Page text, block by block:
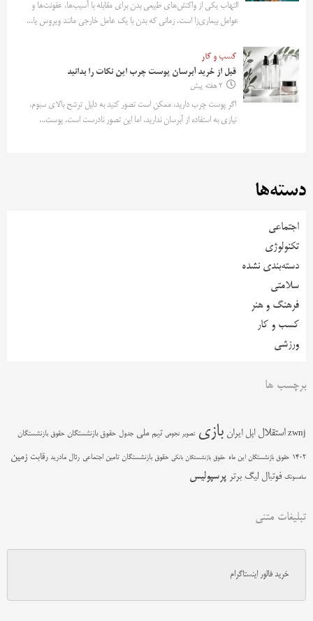
التهاب یکی از واکنش‌های طبیعی بدن برای مقابله با آسیب‌ها، عفونت‌ها و
عوامل بیماری‌زا است. زمانی که بدن با یک عامل خارجی مانند ویروس یا...
کسب و کار
قبل از خرید آبرسان پوست چرب این نکات را بدانید
2 هفته پیش
اگر پوست چرب دارید، ممکن است تصور کنید به دلیل ترشح بالای سبوم،
نیازی به استفاده از آبرسان ندارید. اما این تصور نادرست است. پوست...
دسته‌ها
اجتماعی
تکنولوژی
دسته‌بندی نشده
سلامتی
فرهنگ و هنر
کسب و کار
ورزشی
برچسب ها
zwnj استقلال اپل ایران بازی تصویر نجومی تیم ملی جدول حقوق بازنشستگان حقوق بازنشستگان
1402 حقوق بازنشستگان این ماه حقوق بازنشستگان بانکی حقوق بازنشستگان تامین اجتماعی رئال مادرید رقابت زمین
سامسونگ فوتبال لیگ برتر پرسپولیس
تبلیغات متنی
خرید فالور اینستاگرام